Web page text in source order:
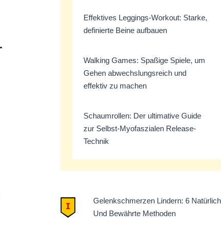
Effektives Leggings-Workout: Starke,
definierte Beine aufbauen
Walking Games: Spaßige Spiele, um
Gehen abwechslungsreich und
effektiv zu machen
Schaumrollen: Der ultimative Guide
zur Selbst-Myofaszialen Release-
Technik
Gelenkschmerzen Lindern: 6
Und Bewährte Methoden